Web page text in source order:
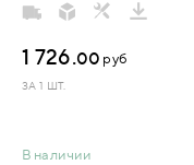
В наличии
1 726.00 руб
ЗА 1 ШТ.